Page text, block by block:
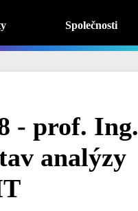
Společnosti
- prof. Ing.
analýzy